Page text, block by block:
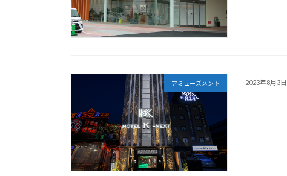
アミューズメント 2023年8月3日